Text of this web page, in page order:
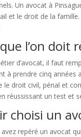
Un avocat à
et le droit de la
l’on doit
d’avocat, il faut
à prendre cinq
le droit civil, pénal et
réussissant un test et
choisi un
repéré un avocat